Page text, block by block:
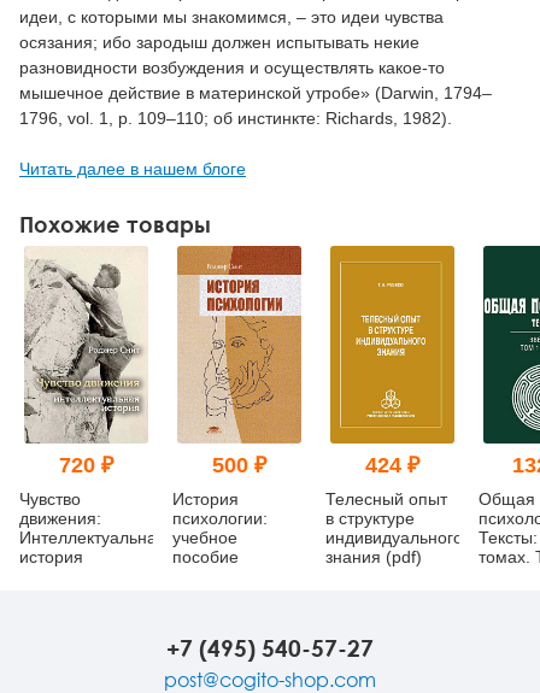
идеи, с которыми мы знакомимся, – это идеи чувства
осязания; ибо зародыш должен испытывать некие
разновидности возбуждения и осуществлять какое-то
мышечное действие в материнской утробе» (Darwin, 1794–
1796, vol. 1, p. 109–110; об инстинкте: Richards, 1982).
Читать далее в нашем блоге
Похожие товары
720 ₽
Чувство
движения:
Интеллектуальная
история
500 ₽
История
психологии:
учебное
пособие
424 ₽
Телесный опыт
в структуре
индивидуального
знания (pdf)
Общая
томах.
+7 (495) 540-57-27
post@cogito-shop.com